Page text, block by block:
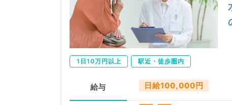
1日10万円以上 駅近・徒歩圏内
給与 日給100,000円